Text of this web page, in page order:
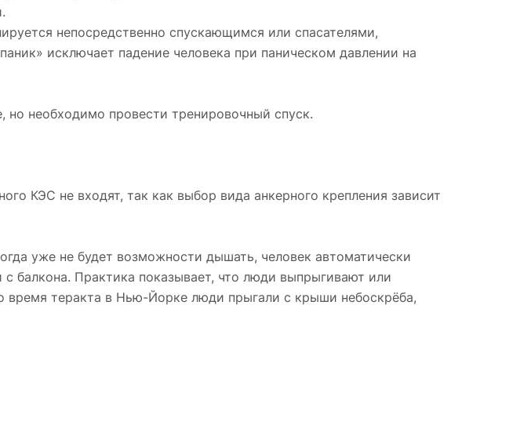
непосредственно спускающимся или спасателями,
исключает падение человека при паническом давлении на
но необходимо провести тренировочный спуск.
КЭС не входят, так как выбор вида анкерного крепления зависит
уже не будет возможности дышать, человек автоматически
балкона. Практика показывает, что люди выпрыгивают или
время теракта в Нью-Йорке люди прыгали с крыши небоскрёба,